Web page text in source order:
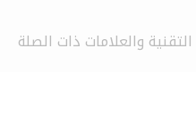
والعلامات ذات الصلة